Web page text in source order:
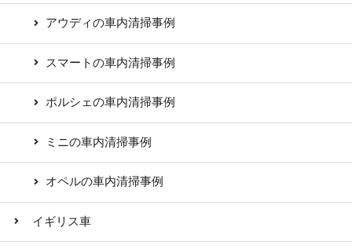
アウディの車内清掃事例
スマートの車内清掃事例
ポルシェの車内清掃事例
ミニの車内清掃事例
オペルの車内清掃事例
イギリス車